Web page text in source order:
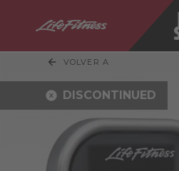
VOLVER A
DISCONTINUED